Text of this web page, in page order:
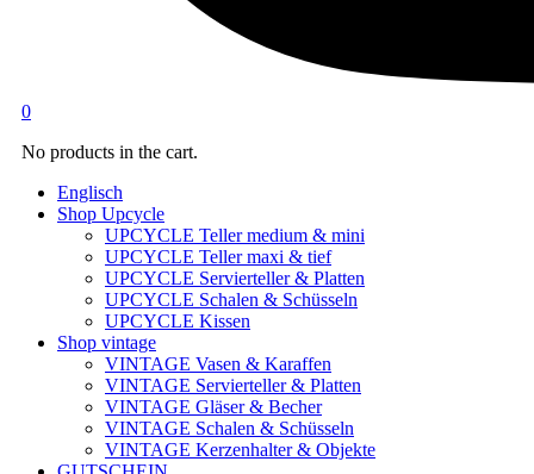
0
No products in the cart.
Englisch
Shop Upcycle
UPCYCLE Teller medium & mini
UPCYCLE Teller maxi & tief
UPCYCLE Servierteller & Platten
UPCYCLE Schalen & Schüsseln
UPCYCLE Kissen
Shop vintage
VINTAGE Vasen & Karaffen
VINTAGE Servierteller & Platten
VINTAGE Gläser & Becher
VINTAGE Schalen & Schüsseln
VINTAGE Kerzenhalter & Objekte